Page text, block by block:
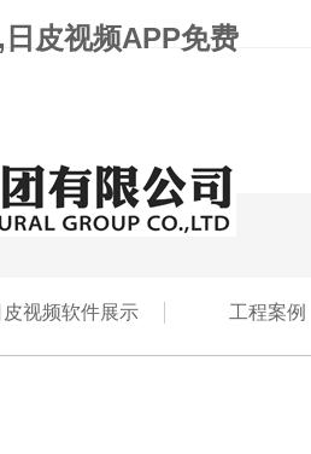
皮视频APP免费
皮视频软件展示 工程案例